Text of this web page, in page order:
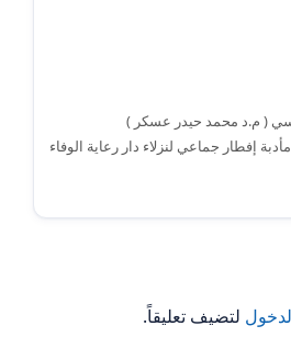
( م.د محمد حيدر عسكر )
إفطار جماعي لنزلاء دار رعاية الوفاء
لتضيف تعليقاً.